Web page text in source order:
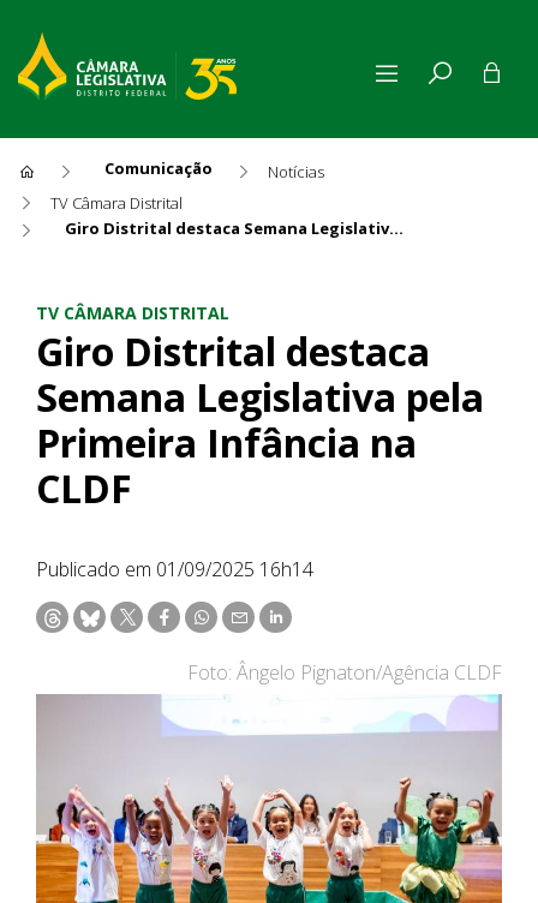
Comunicação
Notícias
TV Câmara Distrital
Giro Distrital destaca Semana Legislativa pela Primeira Infância na CLDF
TV CÂMARA DISTRITAL
Giro Distrital destaca
Semana Legislativa pela
Primeira Infância na
CLDF
Publicado em 01/09/2025 16h14
Foto: Ângelo Pignaton/Agência CLDF